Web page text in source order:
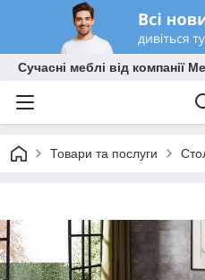
Сучасні меблі від компанії
Товари та послуги